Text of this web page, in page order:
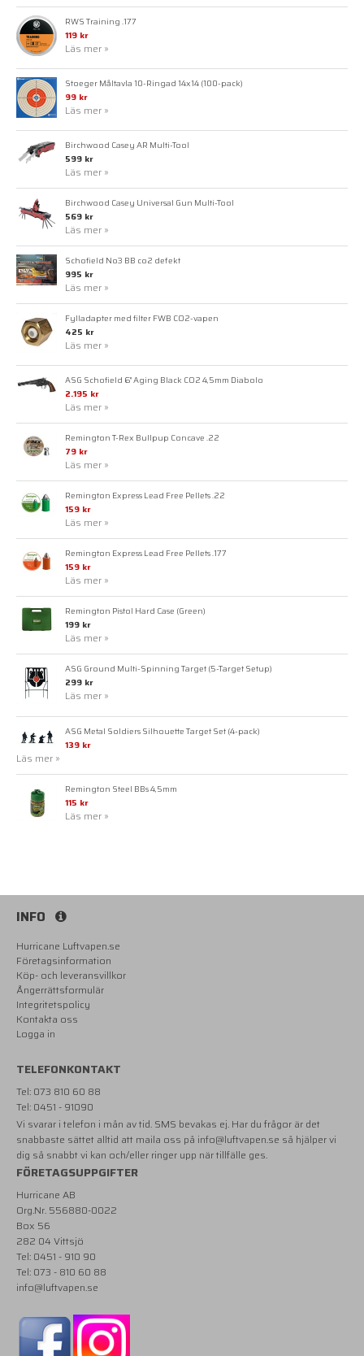
RWS Training .177
119 kr
Läs mer »
Stoeger Måltavla 10-Ringad 14x14 (100-pack)
99 kr
Läs mer »
Birchwood Casey AR Multi-Tool
599 kr
Läs mer »
Birchwood Casey Universal Gun Multi-Tool
569 kr
Läs mer »
Schofield No3 BB co2 defekt
995 kr
Läs mer »
Fylladapter med filter FWB CO2-vapen
425 kr
Läs mer »
ASG Schofield 6" Aging Black CO2 4,5mm Diabolo
2.195 kr
Läs mer »
Remington T-Rex Bullpup Concave .22
79 kr
Läs mer »
Remington Express Lead Free Pellets .22
159 kr
Läs mer »
Remington Express Lead Free Pellets .177
159 kr
Läs mer »
Remington Pistol Hard Case (Green)
199 kr
Läs mer »
ASG Ground Multi-Spinning Target (5-Target Setup)
299 kr
Läs mer »
ASG Metal Soldiers Silhouette Target Set (4-pack)
139 kr
Läs mer »
Remington Steel BBs 4,5mm
115 kr
Läs mer »
INFO
Hurricane Luftvapen.se
Företagsinformation
Köp- och leveransvillkor
Ångerrättsformulär
Integritetspolicy
Kontakta oss
Logga in
TELEFONKONTAKT
Tel: 073 810 60 88
Tel: 0451 - 91090
Vi svarar i telefon i mån av tid. SMS bevakas ej. Har du frågor är det
snabbaste sättet alltid att maila oss på info@luftvapen.se så hjälper vi
dig så snabbt vi kan och/eller ringer upp när tillfälle ges.
FÖRETAGSUPPGIFTER
Hurricane AB
Org.Nr. 556880-0022
Box 56
282 04 Vittsjö
Tel: 0451 - 910 90
Tel: 073 - 810 60 88
info@luftvapen.se